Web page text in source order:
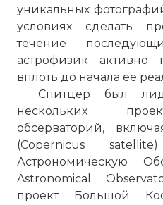
уникальных
условиях сделать
течение
астрофизик
вплоть до начала ее
Спитцер был
нескольких
обсерваторий,
(Copernicus
Астрономическую
Astronomical
проект Большой